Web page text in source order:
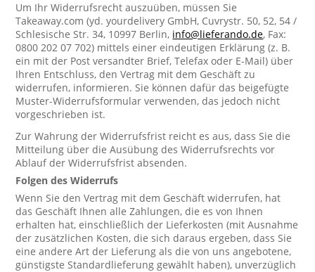
Um Ihr Widerrufsrecht auszuüben, müssen Sie
Takeaway.com (yd. yourdelivery GmbH, Cuvrystr. 50, 52, 54 /
Schlesische Str. 34, 10997 Berlin, info@lieferando.de, Fax:
0800 202 07 702) mittels einer eindeutigen Erklärung (z. B.
ein mit der Post versandter Brief, Telefax oder E-Mail) über
Ihren Entschluss, den Vertrag mit dem Geschäft zu
widerrufen, informieren. Sie können dafür das beigefügte
Muster-Widerrufsformular verwenden, das jedoch nicht
vorgeschrieben ist.
Zur Wahrung der Widerrufsfrist reicht es aus, dass Sie die
Mitteilung über die Ausübung des Widerrufsrechts vor
Ablauf der Widerrufsfrist absenden.
Folgen des Widerrufs
Wenn Sie den Vertrag mit dem Geschäft widerrufen, hat
das Geschäft Ihnen alle Zahlungen, die es von Ihnen
erhalten hat, einschließlich der Lieferkosten (mit Ausnahme
der zusätzlichen Kosten, die sich daraus ergeben, dass Sie
eine andere Art der Lieferung als die von uns angebotene,
günstigste Standardlieferung gewählt haben), unverzüglich